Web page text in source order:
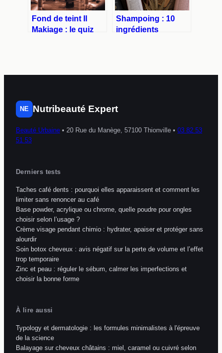
Fond de teint Il
Makiage : le quiz
carnation ?
Shampoing : 10
ingrédients
NE Nutribeauté Expert
Beauté Urbaine • 20 Rue du Manège, 57100 Thionville • 03 82 53
51 53
Derniers tests
Taches café dents : pourquoi elles apparaissent et comment les
limiter sans renoncer au café
Base powder, acrylique ou chrome, quelle poudre pour ongles
choisir selon l’usage ?
Crème visage pendant chimio : hydrater, apaiser et protéger sans
alourdir
Soin botox cheveux : avis négatif sur la perte de volume et l’effet
trop temporaire
Zinc et peau : réguler le sébum, calmer les imperfections et
choisir la bonne forme
À lire aussi
Typology et dermatologie : les formules minimalistes à l'épreuve
de la science
Balayage sur cheveux châtains : miel, caramel ou cuivré selon